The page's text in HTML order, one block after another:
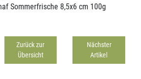
Sommerfrische 8,5x6 cm 100g
Zurück zur
Übersicht
Nächster
Artikel